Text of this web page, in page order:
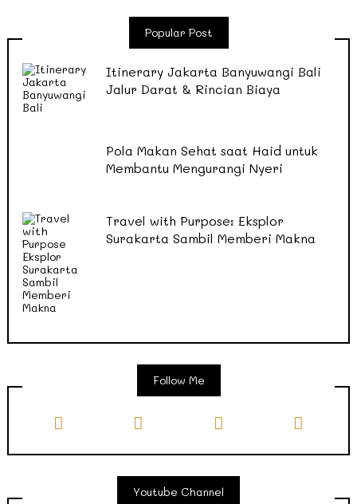
Popular Post
Itinerary Jakarta Banyuwangi Bali
Jalur Darat & Rincian Biaya
Pola Makan Sehat saat Haid untuk
Membantu Mengurangi Nyeri
Travel with Purpose: Eksplor
Surakarta Sambil Memberi Makna
Follow Me
Youtube Channel